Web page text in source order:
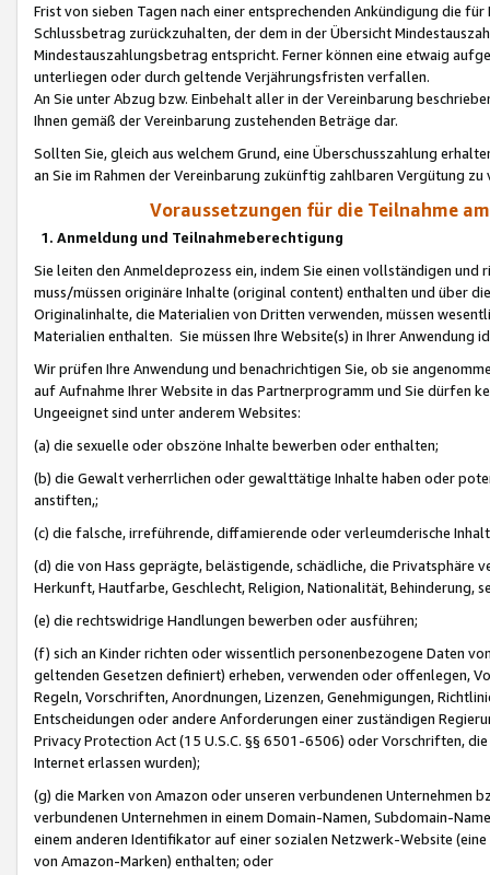
Frist von sieben Tagen nach einer entsprechenden Ankündigung die
Schlussbetrag zurückzuhalten, der dem in der Übersicht
Mindestauszahlungsbetrag entspricht. Ferner können eine etwaig
unterliegen oder durch geltende Verjährungsfristen verfallen.
An Sie unter Abzug bzw. Einbehalt aller in der Vereinbarung
Ihnen gemäß der Vereinbarung zustehenden Beträge dar.
Sollten Sie, gleich aus welchem Grund, eine Überschusszahlung
an Sie im Rahmen der Vereinbarung zukünftig zahlbaren Vergütung zu
Voraussetzungen für die Teilnahme
1. Anmeldung und Teilnahmeberechtigung
Sie leiten den Anmeldeprozess ein, indem Sie einen vollständigen
muss/müssen originäre Inhalte (original content) enthalten und über
Originalinhalte, die Materialien von Dritten verwenden, müssen
Materialien enthalten. Sie müssen Ihre Website(s) in Ihrer Anwendung
Wir prüfen Ihre Anwendung und benachrichtigen Sie, ob sie
auf Aufnahme Ihrer Website in das Partnerprogramm und Sie dürfen
Ungeeignet sind unter anderem Websites:
(a) die sexuelle oder obszöne Inhalte bewerben oder enthalten;
(b) die Gewalt verherrlichen oder gewalttätige Inhalte haben oder
anstiften,;
(c) die falsche, irreführende, diffamierende oder verleumderische
(d) die von Hass geprägte, belästigende, schädliche, die Privatsphäre
Herkunft, Hautfarbe, Geschlecht, Religion, Nationalität, Behinderung,
(e) die rechtswidrige Handlungen bewerben oder ausführen;
(f) sich an Kinder richten oder wissentlich personenbezogene Daten
geltenden Gesetzen definiert) erheben, verwenden oder offenlegen,
Regeln, Vorschriften, Anordnungen, Lizenzen, Genehmigungen,
Entscheidungen oder andere Anforderungen einer zuständigen
Privacy Protection Act (15 U.S.C. §§ 6501-6506) oder Vorschriften,
Internet erlassen wurden);
(g) die Marken von Amazon oder unseren verbundenen Unternehmen
verbundenen Unternehmen in einem Domain-Namen, Subdomain-
einem anderen Identifikator auf einer sozialen Netzwerk-Website
von Amazon-Marken) enthalten; oder